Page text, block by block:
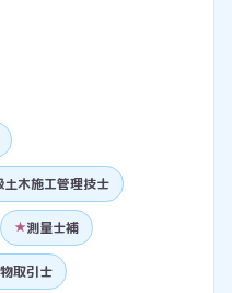
土木施工管理技士
測量士補
取引士